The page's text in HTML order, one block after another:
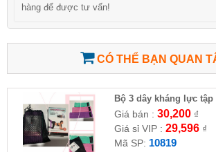
hàng để được tư vấn!
CÓ THỂ BẠN QUAN
Bộ 3 dây kháng lực
Giá bán : 30,200₫
Giá sỉ VIP : 29,596₫
Mã SP: 10819